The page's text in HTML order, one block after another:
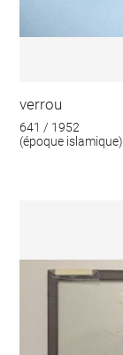
verrou
641 / 1952
(époque islamique)